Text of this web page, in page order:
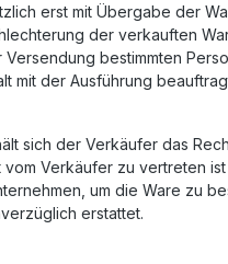
erst mit Übergabe der
der verkauften
bestimmten
der Ausführung
sich der Verkäufer das
Verkäufer zu vertreten
um die Ware zu
erstattet.